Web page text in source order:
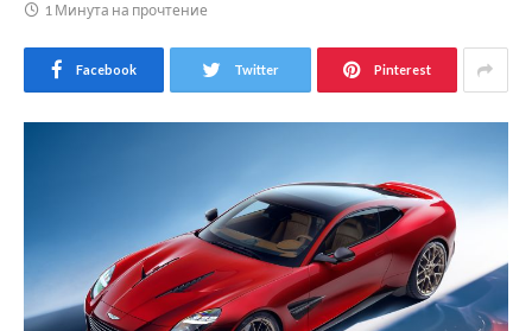
1 Минута на прочтение
Facebook Twitter Pinterest